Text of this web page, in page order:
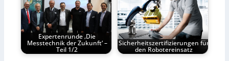
Expertenrunde ‚Die
Messtechnik der Zukunft‘ –
Teil 1/2
Sicherheitszertifizierungen für
den Robotereinsatz